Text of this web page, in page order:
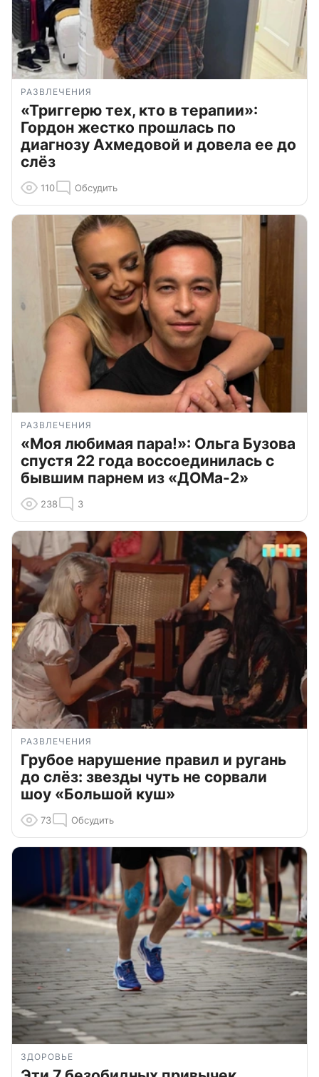
РАЗВЛЕЧЕНИЯ
«Триггерю тех, кто в терапии»:
Гордон жестко прошлась по
диагнозу Ахмедовой и довела ее до
слёз
110 Обсудить
РАЗВЛЕЧЕНИЯ
«Моя любимая пара!»: Ольга Бузова
спустя 22 года воссоединилась с
бывшим парнем из «ДОМа-2»
238 3
РАЗВЛЕЧЕНИЯ
Грубое нарушение правил и ругань
до слёз: звезды чуть не сорвали
шоу «Большой куш»
73 Обсудить
ЗДОРОВЬЕ